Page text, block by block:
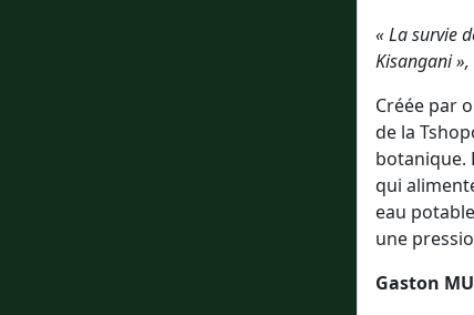
« La survie
Kisangani »,
Créée par
de la
botanique.
qui
eau
une
Gaston